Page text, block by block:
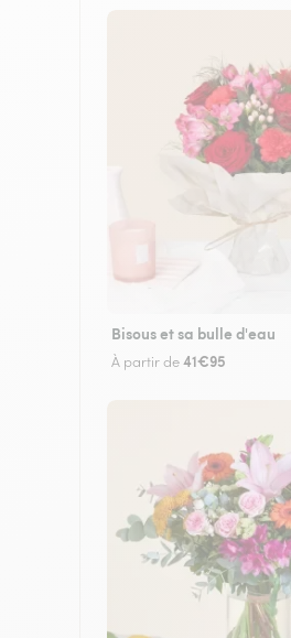
Bisous et sa bulle d'eau
À partir de41€95